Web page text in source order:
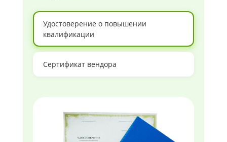
Удостоверение о повышении
квалификации
Сертификат вендора